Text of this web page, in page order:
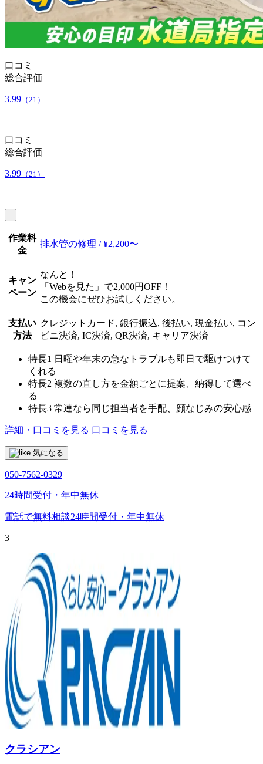
口コミ
総合評価
3.99 （21）
口コミ
総合評価
3.99 （21）
作業料
金
排水管の修理 / ¥2,200〜
キャン
ペーン
なんと！
「Webを見た」で2,000円OFF！
この機会にぜひお試しください。
支払い
方法
クレジットカード, 銀行振込, 後払い, 現金払い, コン
ビニ決済, IC決済, QR決済, キャリア決済
特長1 日曜や年末の急なトラブルも即日で駆けつけて
くれる
特長2 複数の直し方を金額ごとに提案、納得して選べ
る
特長3 常連なら同じ担当者を手配、顔なじみの安心感
詳細・口コミを見る 口コミを見る
気になる
050-7562-0329
24時間受付・年中無休
電話で無料相談24時間受付・年中無休
3
クラシアン